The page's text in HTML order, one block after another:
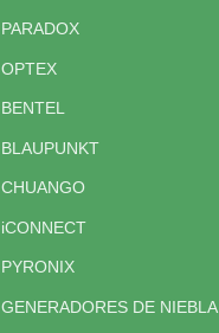
PARADOX
OPTEX
BENTEL
BLAUPUNKT
CHUANGO
iCONNECT
PYRONIX
GENERADORES DE NIEBLA